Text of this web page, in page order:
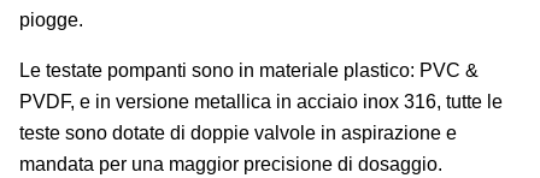
piogge.
Le testate pompanti sono in materiale plastico: PVC &
PVDF, e in versione metallica in acciaio inox 316, tutte le
teste sono dotate di doppie valvole in aspirazione e
mandata per una maggior precisione di dosaggio.